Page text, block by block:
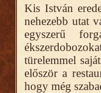
Kis István
nehezebb utat
egyszerű
türelemmel
először a
hogy még